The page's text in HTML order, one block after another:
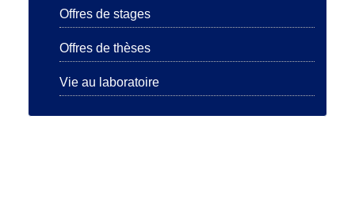
Offres de stages
Offres de thèses
Vie au laboratoire